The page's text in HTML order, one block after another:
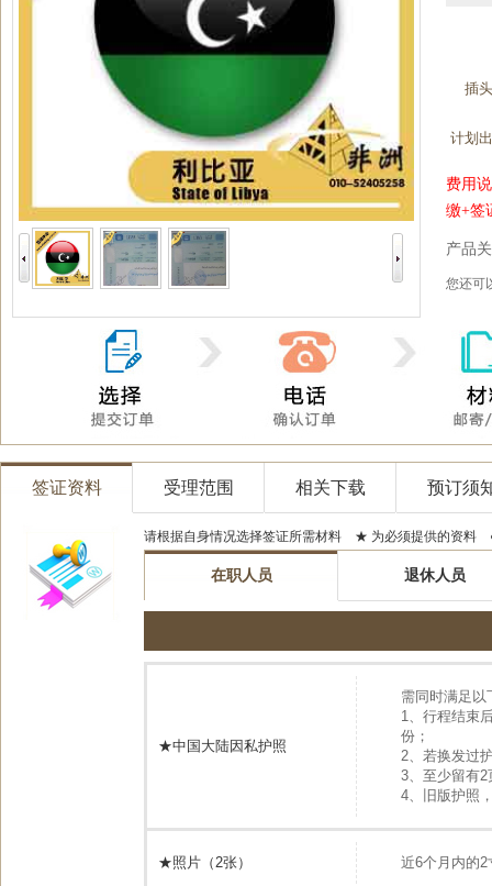
插
计划
费用
缴+签
产品
您还
签证资料 受理范围 相关下载 预订须
请根据自身情况选择签证所需材料 ★ 为必须提供的资料
在职人员 退休人员
★中国大陆因私护照
需同时满足以
1、行程结束
份；
2、若换发过
3、至少留有
4、旧版护照
★照片（2张） 近6个月内的